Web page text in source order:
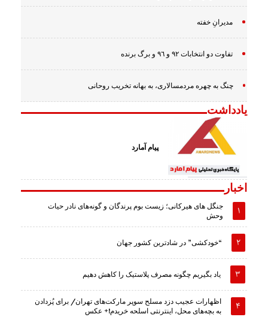
مدیرانِ خفته
تفاوت دو انتخابات ٩٢ و ٩٦ و برگ برنده
چنگ به چهره مردمسالاری، به بهانه تخریب روحانی
یادداشت
پیام آمارد
اخبار
جنگل های هیرکانی؛ زیست بوم پرندگان و گونه‌های نادر حیات
وحش
“خودکشی” در شادترین کشور جهان
یاد بگیریم چگونه مصرف پلاستیک را کاهش دهیم
اظهارات عجیب دزد مسلح سوپر مارکت‌های تهران/ برای پُزدادن
به بچه‌های محل، اینترنتی اسلحه خریدم!+ عکس